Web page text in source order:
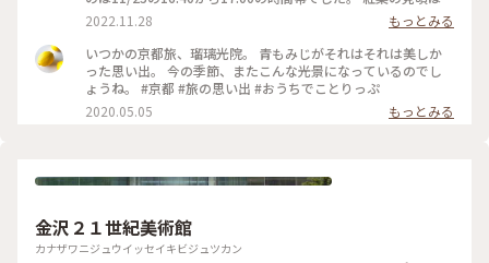
うかしら。昼でもなく夜でもなく。どんなふうに見えるんだろ
うと不安でしたが、薄暗くなってライトアップも始まった頃。
予想していた以上の素晴らしい風景がひろがっていました✨ 新
緑の頃とはまた違って雅な世界✨ 皆さんお行儀よく、机で満足
のいく写真を撮ったら後ろに並んでいる人に代わります。 敷居
を額縁に見立てて遠目から写真を撮ろうとしたら避けてくださ
ったり。 最初、夫は「春にも行ったのに」とブツブツ文句を
2022.11.28
もっとみる
いつかの京都旅、瑠璃光院。 青もみじがそれはそれは美しか
った思い出。 今の季節、またこんな光景になっているのでし
ょうね。 #京都 #旅の思い出 #おうちでことりっぷ
2020.05.05
もっとみる
金沢２１世紀美術館
カナザワニジュウイッセイキビジュツカン